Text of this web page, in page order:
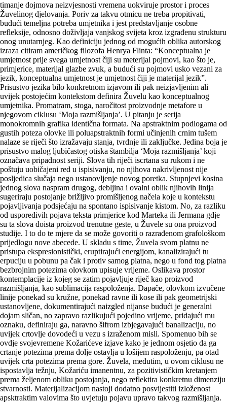
timanje dojmova neizvjesnosti vremena uokviruje prostor i proces
Žuvelinog djelovanja. Poriv za takvu otmicu ne treba propitivati,
budući temeljna potreba umjetnika i jest predstavljanje osobne
refleksije, odnosno doživljaja vanjskog svijeta kroz izgrađenu strukturu
onog unutarnjeg. Kao definiciju jednog od mogućih oblika autorskog
izraza citiram američkog filozofa Henrya Flinta: “Konceptualna je
umjetnost prije svega umjetnost čiji su meterijal pojmovi, kao što je,
primjerice, materijal glazbe zvuk, a budući su poj­movi usko vezani za
jezik, konceptualna umjetnost je umjetnost čiji je materijal jezik”.
Prisustvo jezika bilo konkretnom izjavom ili pak neizjav­ljenim ali
uvijek postojećim kontekstom definira Žuvelu kao konceptualnog
umjetnika. Promatram, stoga, naročitost proizvodnje metafore u
njegovom ciklusu ‘Moja razmišljanja’. U pitanju je serija
monokromnih grafika identična formata. Na apstraktnim podlogama od
gustih poteza olovke ili poluapstraktnih formi učinjenih crnim tušem
nalaze se riječi što izražavaju stanja, tvrdnje ili zaključke. Jedina boja je
pri­sustvo malog ljubičastog otiska štambilja ‘Moja razmiš­ljanja’ koji
označava pripadnost seriji. Slova tih riječi iscrtana su rukom i ne
poštuju uobičajeni red u ispisivanju, no njihova nakrivljenost nije
posljedica slučaja nego ustanovljenje novog poretka. Stupnjevi kosina
jednog slova naspram drugog, debljina i ovalni oblik njihovih linija
sugeriraju postojanje brižljivo promišljenog načela koje u kontekstu
pojavljivanja podsjećaju na spontano ispisivanje kistom. No, za razliku
od usporedivih pojava teksta primjerice kod Marteka ili Jermana gdje
su ta slova doista proizvod trenutne geste, u Žuvele su ona proizvod
studije. I to do te mjere da se može govoriti o razrađenom grafološkom
prijedlogu nove abecede. U skladu s time, Žuvela svom platnu ne
pristupa ekspresionistički, eruptirajući energijom, kana­li­zirajući tu
erpuciju u pobunu pa čak i protiv samog platna, nego u fond tog platna
bezbrojnim potezima olovkom upisuje vrijeme. Oslikava prostor
kontemplacije iz kojeg se zatim pojavljuje riječ kao proizvod
razmišljanja, kao sublimacija raspoloženja. Dapače, olovkom izvučene
linije ponekad su kružne, ponekad ravne ili kose ili pak geometrij­ski
ustanovljene, dokumentirajući naizgled nijanse budući je generalni
dojam sličan, no zapravo razlikujući pojedino vrijeme, pridajući mu
oznaku, definiraju ga, naravno šifrom izbjegavajući banalizaciju, no
uvijek crtovlje dovodeći u vezu s izraženom misli. Spomenuo bih se
ovdje svojevremene Kožarićeve izjave kako je jednom osjetio da ga
crtanje potezima prema dolje ostavlja u lošijem raspoloženju, pa otad
uvijek crta potezima prema gore. Žuvela, međutim, u ovom ciklusu ne
ispostavlja težnju, Kožariću imanentnu, za pozitivističkim kretanjem
prema že­ljenom obliku postojanja, nego reflektira konkretnu dimenziju
stvarnosti. Materijalizacijom nastoji dodatno posvijestiti izloženost
apsktraktim valovima što uvjetuju pojavu upravo takvog razmišljanja.